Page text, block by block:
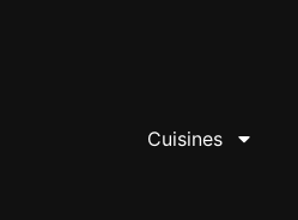
Cuisines